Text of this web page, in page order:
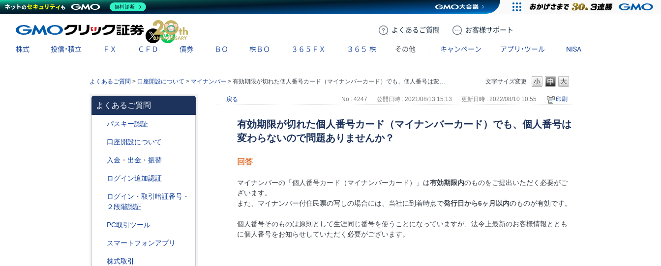
よくある ご質問 お客様サポート
X
株式 投信・積立 ＦＸ ＣＦＤ 債券 ＢＯ 株ＢＯ ３６５ＦＸ ３６５ 株 その他 キャンペーン アプリ・ツール NISA
文字サイズ変更
よくあるご質問 > 口座開設について > マイナンバー > 有効期限が切れた個人番号カード（マイナンバーカード）でも、個人番号は変わらないので問題ありませんか？
よくあるご質問
パスキー認証
口座開設について
入金・出金・振替
ログイン追加認証
ログイン・取引暗証番号・
２段階認証
PC取引ツール
スマートフォンアプリ
株式取引
戻る No : 4247 公開日時 : 2021/08/13 15:13 更新日時 : 2022/08/10 10:55 印刷
有効期限が切れた個人番号カード（マイナンバーカード）でも、個人番号は
変わらないので問題ありませんか？
回答
マイナンバーの「個人番号カード（マイナンバーカード）」は有効期限内のものをご提出いただく必要がご
ざいます。
また、マイナンバー付住民票の写しの場合には、当社に到着時点で発行日から6ヶ月以内のものが有効です。
個人番号そのものは原則として生涯同じ番号を使うことになっていますが、法令上最新のお客様情報ととも
に個人番号をお知らせしていただく必要がございます。
無料診断